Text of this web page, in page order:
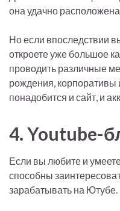
она удачно
Но если впоследствии
откроете уже большое
проводить различные
рождения, корпоративы
понадобится и сайт, и
4. Youtube-
Если вы любите и
способны
зарабатывать на Ютубе.